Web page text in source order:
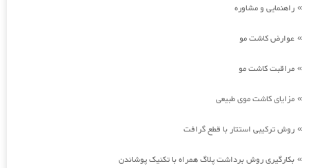
» راهنمایی و مشاوره
» عوارض کاشت مو
» مراقبت کاشت مو
» مزایای کاشت موی طبیعی
» روش ترکیبی استتار با قطع گرافت
» بکارگیری روش برداشت پلاگ همراه با تکنیک پوشاندن